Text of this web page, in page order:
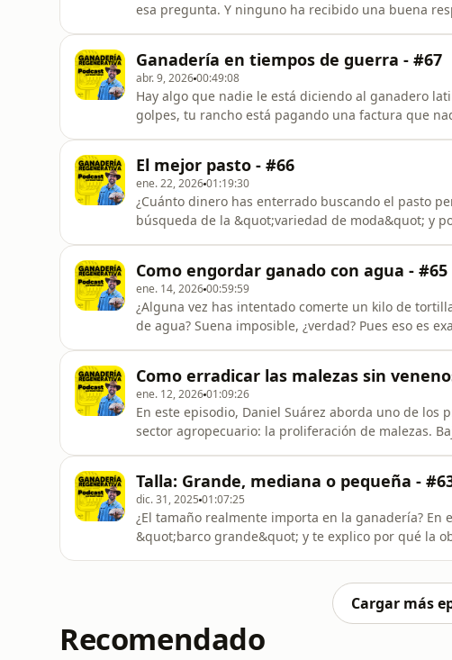
esa pregunta. Y ninguno ha recibido una buena
tu rancho con otro
Ganadería en tiempos de guerra - #67
abr. 9, 202600:49:08
Hay algo que nadie le está diciendo al ganadero
golpes, tu rancho está pagando una factura que
El mejor pasto - #66
ene. 22, 202601:19:30
¿Cuánto dinero has enterrado buscando el pasto
búsqueda de la &quot;variedad de moda&quot; y
estás bloqueando con ca
Como engordar ganado con agua - #65
ene. 14, 202600:59:59
¿Alguna vez has intentado comerte un kilo de
de agua? Suena imposible, ¿verdad? Pues eso es
darla. Hoy va
Como erradicar las malezas sin
ene. 12, 202601:09:26
En este episodio, Daniel Suárez aborda uno de los
sector agropecuario: la proliferación de malezas.
sino un síntoma de
Talla: Grande, mediana o pequeña -
dic. 31, 2025 01:07:25
¿El tamaño realmente importa en la ganadería? En
&quot;barco grande&quot; y te explico por qué la
Cargar más
Recomendado